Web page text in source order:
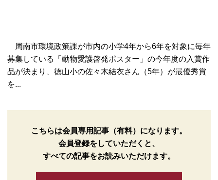
周南市環境政策課が市内の小学4年から6年を対象に毎年
募集している「動物愛護啓発ポスター」の今年度の入賞作
品が決まり、徳山小の佐々木結衣さん（5年）が最優秀賞
を...
こちらは会員専用記事（有料）になります。
会員登録をしていただくと、
すべての記事をお読みいただけます。